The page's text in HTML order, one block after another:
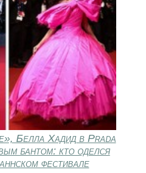
Белла Хадид в Prada
бантом: кто оделся
фестивале